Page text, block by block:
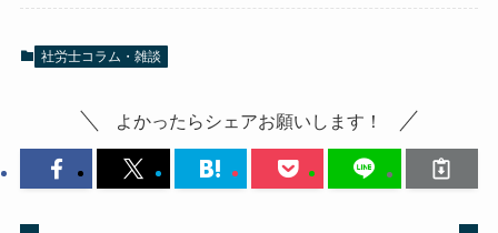
社労士コラム・雑談
よかったらシェアお願いします！